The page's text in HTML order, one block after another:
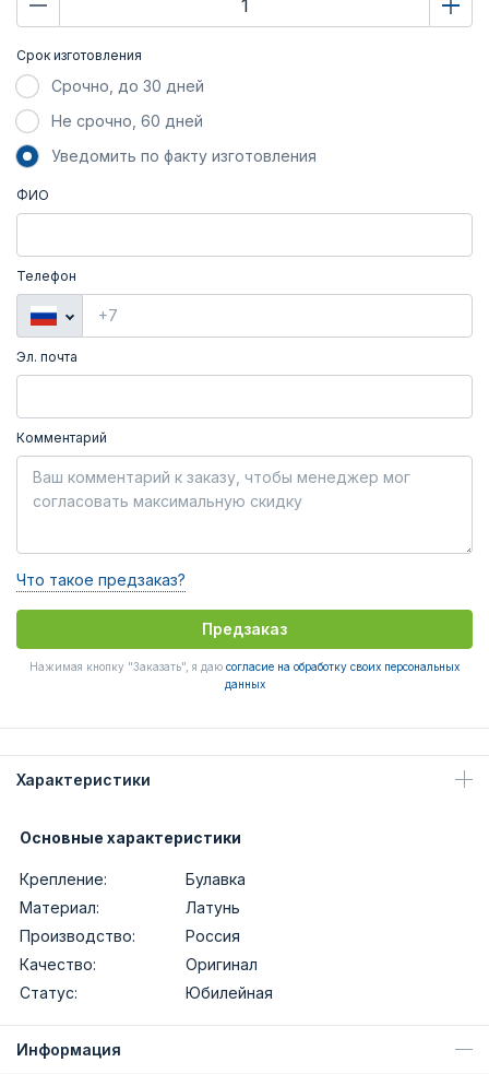
Срок изготовления
Срочно, до 30 дней
Не срочно, 60 дней
Уведомить по факту изготовления
ФИО
Телефон
Эл. почта
Комментарий
Что такое предзаказ?
Предзаказ
Нажимая кнопку "Заказать", я даю согласие на обработку своих персональных
данных
Характеристики
Основные характеристики
Крепление:
Булавка
Материал:
Латунь
Производство:
Россия
Качество:
Оригинал
Статус:
Юбилейная
Информация